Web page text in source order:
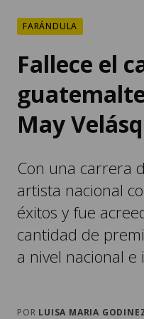
FARÁNDULA
Fallece el
May
Con una carrera
artista nacional
éxitos y fue
cantidad de
a nivel nacional
POR LUISA MARIA